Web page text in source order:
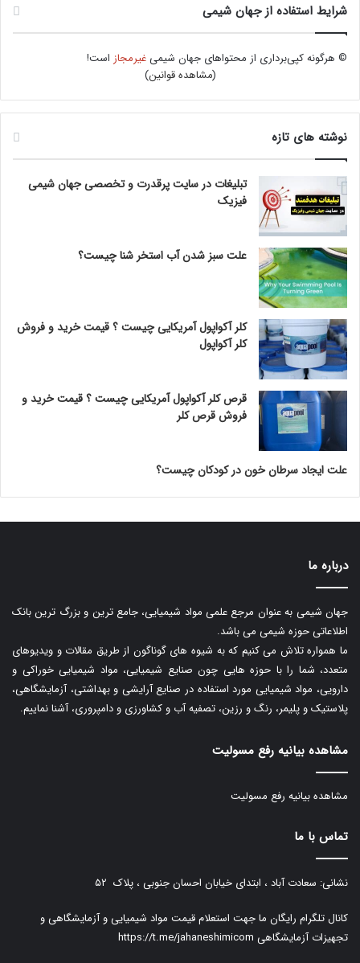
شرایط استفاده از جهان شیمی
© هرگونه کپی‌برداری از محتواهای جهان شیمیغیرمجاز است!
(مشاهده قوانین)
نوشته های تازه
تبلیغات در سایت پرقدرت و تخصصی جهان شیمی
فیزیک
علت سبز شدن آب استخر شنا چیست؟
کلر آکواپول آمریکایی چیست ؟ قیمت خرید و فروش
کلر آکواپول
قرص کلر آکواپول آمریکایی چیست ؟ قیمت خرید و
فروش قرص کلر
علت ایجاد سرطان خون در کودکان چیست؟
درباره ما
جهان شیمی به عنوان مرجع علمی مواد شیمیایی، جامع ترین و بزرگ ترین بانک
اطلاعاتی حوزه شیمی می باشد.
ما همواره تلاش می کنیم که به شیوه های گوناگون از طریق مقالات و ویدیوهای
متعدد، شما را با حوزه هایی چون صنایع شیمیایی، مواد شیمیایی خوراکی و
دارویی، مواد شیمیایی مورد استفاده در صنایع آرایشی و بهداشتی، آزمایشگاهی،
پلاستیک و پلیمر، رنگ و رزین، تصفیه آب و کشاورزی و دامپروری، آشنا نماییم.
مشاهده بیانیه رفع مسولیت
مشاهده بیانیه رفع مسولیت
تماس با ما
نشانی: سعادت آباد ، ابتدای خیابان احسان جنوبی ، پلاک ۵۲
کانال تلگرام رایگان ما جهت استعلام قیمت مواد شیمیایی و آزمایشگاهی و
تجهیزات آزمایشگاهی https://t.me/jahaneshimicom